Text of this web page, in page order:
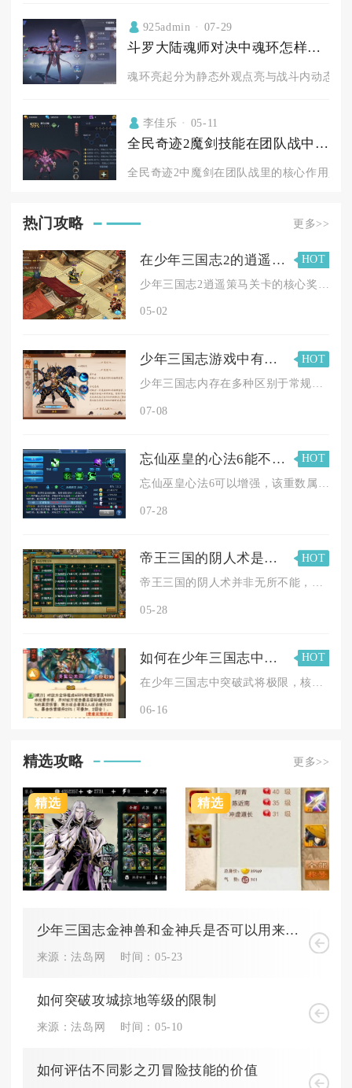
925admin 07-29
斗罗大陆魂师对决中魂环怎样亮起
魂环亮起分为静态外观点亮与战斗内动态发
李佳乐 05-11
全民奇迹2魔剑技能在团队战中的作用是什么
全民奇迹2中魔剑在团队战里的核心作用是
热门攻略 更多>>
在少年三国志2的逍遥策马关卡中有什么奖励
HOT
05-02
少年三国志游戏中有没有特殊的途径可以获得吕姬
HOT
少年三国志内存在多种区别于常规抽卡、副本掉落的特殊途径稳定获...
07-08
忘仙巫皇的心法6能不能增强
HOT
07-28
帝王三国的阴人术是否无所不能
HOT
帝王三国的阴人术并非无所不能，它是一套高风险高回报的策略组合...
05-28
如何在少年三国志中突破一个武将的极限
HOT
06-16
精选攻略 更多>>
精选 精选
少年三国志金神兽和金神兵是否可以用来交易或出售
来源：法岛网 时间：05-23
如何突破攻城掠地等级的限制
来源：法岛网 时间：05-10
如何评估不同影之刃冒险技能的价值